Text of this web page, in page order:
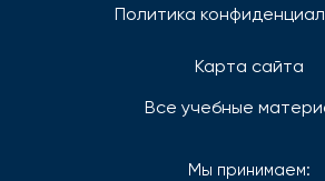
Политика
Карта сайта
Все учебные
Мы принимаем: